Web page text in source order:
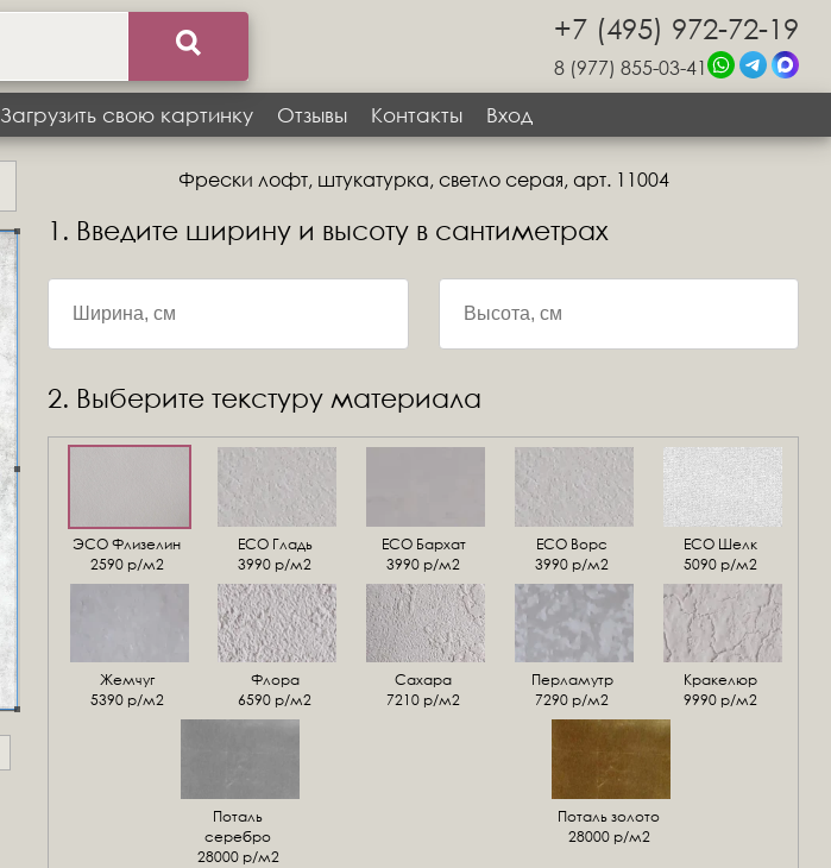
+7 (495) 972-72-19
8 (977) 855-03-41
Загрузить свою картинку Отзывы Контакты Вход
Фрески лофт, штукатурка, светло серая, арт. 11004
1. Введите ширину и высоту в сантиметрах
2. Выберите текстуру материала
ЭСО Флизелин
2590 р/м2
ЕСО Гладь
3990 р/м2
ECO Бархат
3990 р/м2
ЕСО Ворс
3990 р/м2
ЕСО Шелк
5090 р/м2
Жемчуг
5390 р/м2
Флора
6590 р/м2
Сахара
7210 р/м2
Перламутр
7290 р/м2
Кракелюр
9990 р/м2
Поталь
серебро
28000 р/м2
Поталь золото
28000 р/м2